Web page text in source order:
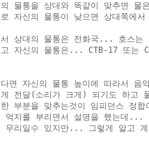
의 물통을 상대와 똑같이 맞추면
로 자신의 물통이 낮으면 상대쪽에
서 상대의 물통은 전화국... 호스는
고 자신의 물통은... CTB-17 또는
다면 자신의 물통 높이에 따라서
게 전달(소리가 크게) 되기도 하고
한 부분을 맞추는것이 임피던스 정
억지를 부리면서 설명을 했는데...
무리일수 있지만... 그렇게 알고